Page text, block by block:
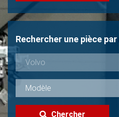
Rechercher une pièce
Chercher